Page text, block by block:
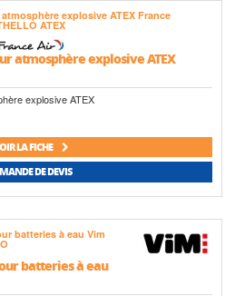
atmosphère explosive ATEX
explosive ATEX
LA FICHE
DE DEVIS
batteries à eau